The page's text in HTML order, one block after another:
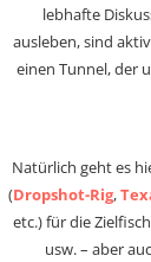
lebhafte
ausleben, sind
einen Tunnel, der
Natürlich geht es
(Dropshot-Rig,
etc.) für die
usw. – aber